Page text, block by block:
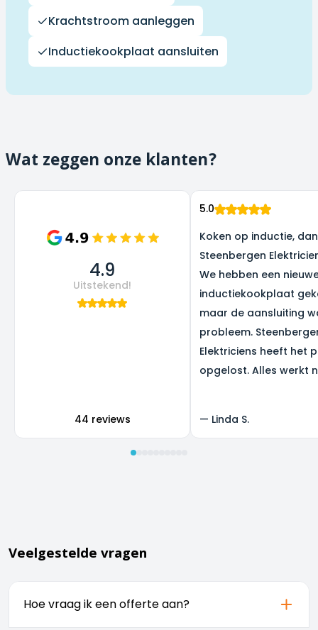
Krachtstroom aanleggen
Inductiekookplaat aansluiten
Wat zeggen onze klanten?
4.9
Uitstekend!
44 reviews
5.0
Koken op inductie,
Steenbergen
We hebben een
inductiekookplaat
maar de aansluiting
probleem.
Elektriciens heeft het
opgelost. Alles werkt
— Linda S.
Veelgestelde vragen
Hoe vraag ik een offerte aan?